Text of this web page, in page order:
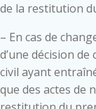
de la restitution
– En cas de
d’une décision
civil ayant
que des actes de